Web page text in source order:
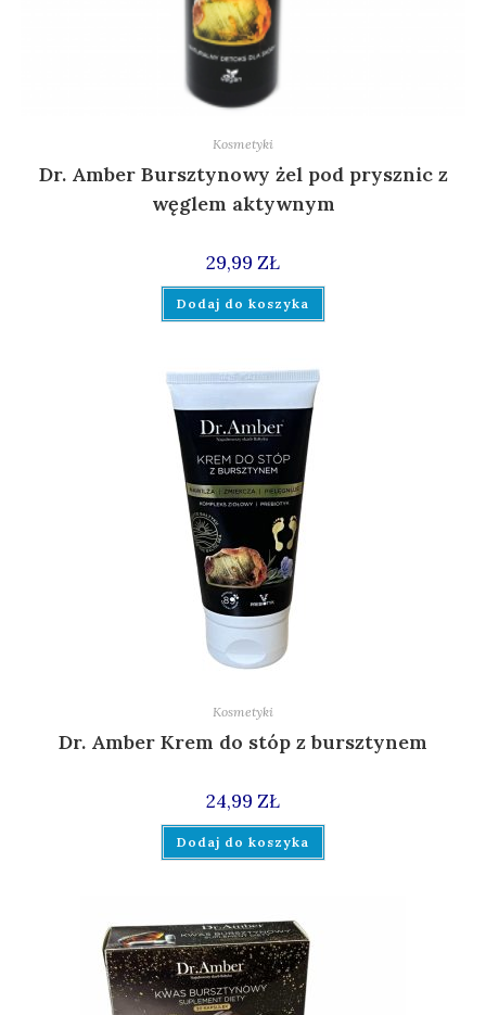
Kosmetyki
Dr. Amber Bursztynowy żel pod prysznic z
węglem aktywnym
29,99 ZŁ
Dodaj do koszyka
Kosmetyki
Dr. Amber Krem do stóp z bursztynem
24,99 ZŁ
Dodaj do koszyka